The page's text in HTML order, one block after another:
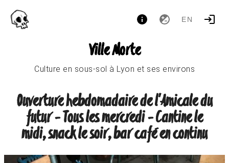
EN
Ville Morte
Culture en sous-sol à Lyon et ses environs
Ouverture hebdomadaire de l'Amicale du
futur - Tous les mercredi - Cantine le
midi, snack le soir, bar café en continu